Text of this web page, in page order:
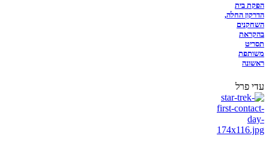
הפקת בית
הדרקון החלה,
השחקנים
בהקראת
תסריט
משותפת
ראשונה
עדי פרל